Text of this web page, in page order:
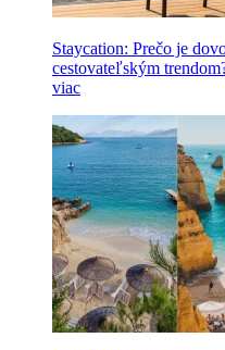
Staycation: Prečo je
cestovateľským
viac